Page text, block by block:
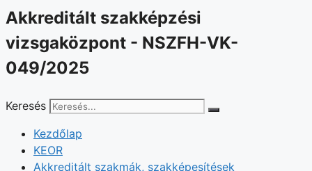
Akkreditált szakképzési
vizsgaközpont - NSZFH-VK-
049/2025
Keresés
Kezdőlap
KEOR
Akkreditált szakmák, szakképesítések